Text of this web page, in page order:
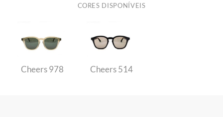
CORES DISPONÍVEIS
Cheers 978 Cheers 514